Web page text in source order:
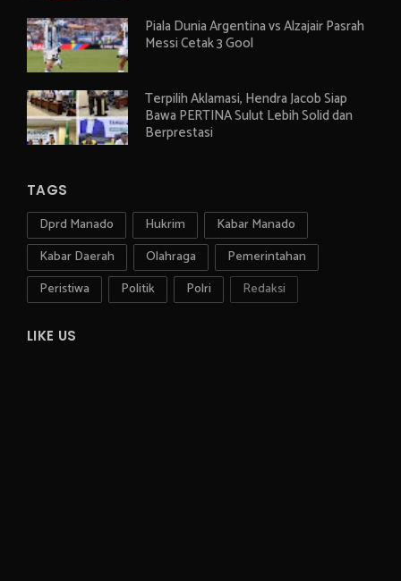
Piala Dunia Argentina vs Alzajair Pasrah
Messi Cetak 3 Gool
Terpilih Aklamasi, Hendra Jacob Siap
Bawa PERTINA Sulut Lebih Solid dan
Berprestasi
TAGS
Dprd Manado Hukrim
Kabar Manado
Kabar Daerah
Olahraga
Pemerintahan
Peristiwa
Politik Polri Redaksi
LIKE US